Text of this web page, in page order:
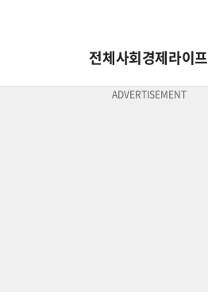
전체사회경제라이프